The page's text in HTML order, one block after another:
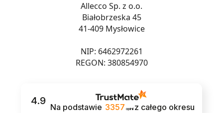
Allecco Sp. z o.o.
Białobrzeska 45
41-409 Mysłowice
NIP: 6462972261
REGON: 380854970
4.9
Na podstawie 3357 opinii z całego okresu